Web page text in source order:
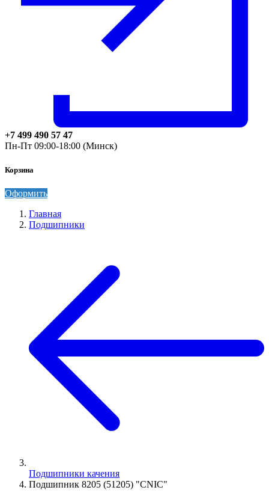
+7 499 490 57 47
Пн-Пт 09:00-18:00 (Минск)
Корзина
Оформить
Главная
Подшипники
Подшипники качения
Подшипник 8205 (51205) "CNIC"